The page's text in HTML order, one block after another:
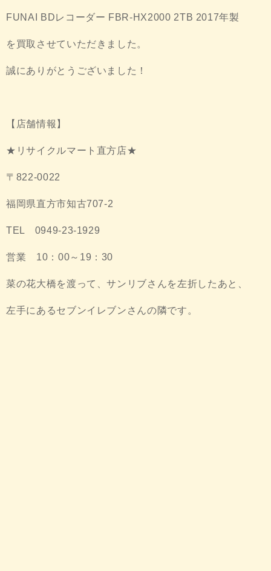
FUNAI BDレコーダー FBR-HX2000 2TB 2017年製
を買取させていただきました。
誠にありがとうございました！
【店舗情報】
★リサイクルマート直方店★
〒822-0022
福岡県直方市知古707-2
TEL 0949-23-1929
営業 10：00～19：30
菜の花大橋を渡って、サンリブさんを左折したあと、
左手にあるセブンイレブンさんの隣です。